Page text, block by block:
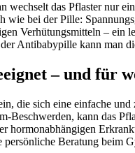
das Pflaster nur
bei der Pille:
Verhütungsmitteln – ein
Antibabypille kann man
– und für
die sich eine einfache
Beschwerden, kann das
hormonabhängigen
Beratung beim